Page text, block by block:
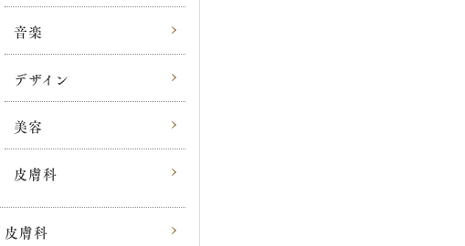
音楽
デザイン
美容
皮膚科
皮膚科